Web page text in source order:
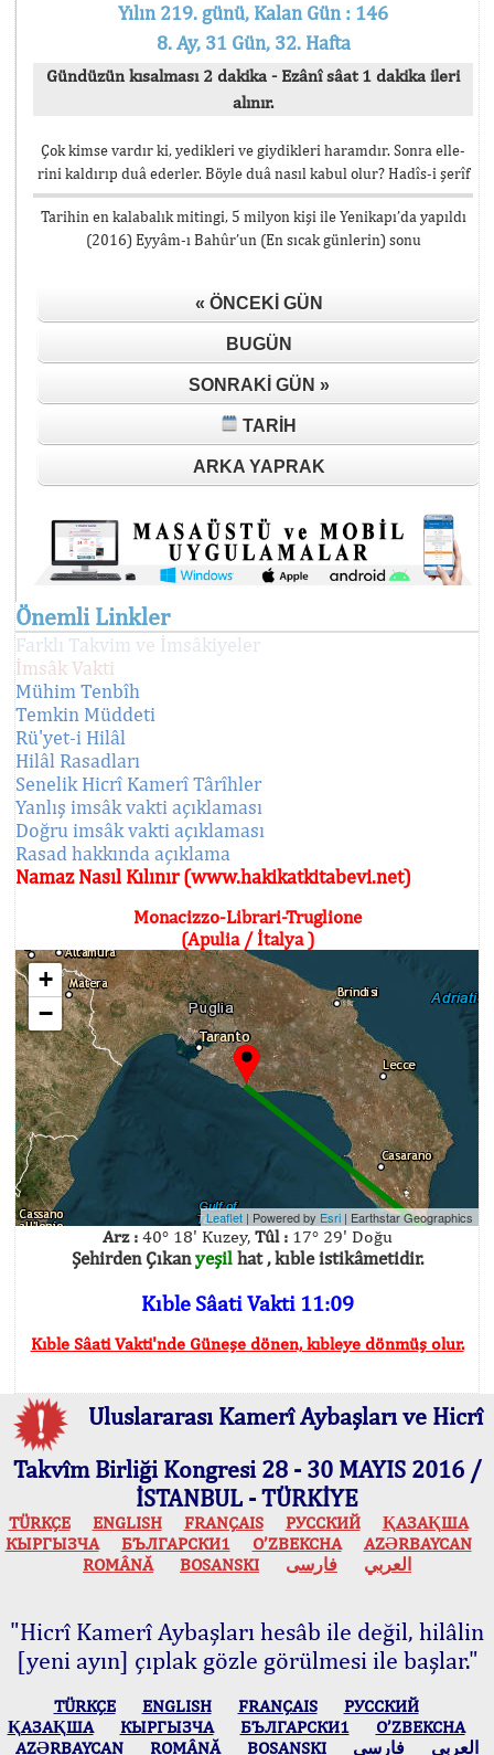
Yılın 219. günü, Kalan Gün : 146
8. Ay, 31 Gün, 32. Hafta
Gündüzün kısalması 2 dakika - Ezânî sâat 1 dakika ileri
alınır.
Çok kimse vardır ki, yedikleri ve giydikleri haramdır. Sonra elle-
rini kaldırıp duâ ederler. Böyle duâ nasıl kabul olur? Hadîs-i şerîf
Tarihin en kalabalık mitingi, 5 milyon kişi ile Yenikapı’da yapıldı
(2016) Eyyâm-ı Bahûr’un (En sıcak günlerin) sonu
« ÖNCEKI GÜN
BUGÜN
SONRAKI GÜN »
TARIH
ARKA YAPRAK
Önemli Linkler
Farklı Takvim ve İmsâkiyeler
İmsâk Vakti
Mühim Tenbîh
Temkin Müddeti
Rü'yet-i Hilâl
Hilâl Rasadları
Senelik Hicrî Kamerî Târîhler
Yanlış imsâk vakti açıklaması
Doğru imsâk vakti açıklaması
Rasad hakkında açıklama
Namaz Nasıl Kılınır (www.hakikatkitabevi.net)
Monacizzo-Librari-Truglione
(Apulia / İtalya )
+
−
Leaflet | Powered by Esri | Earthstar Geographics
Arz :40° 18' Kuzey, Tûl :17° 29' Doğu
Şehirden Çıkanyeşilhat , kıble istikâmetidir.
Kıble Sâati Vakti 11:09
Kıble Sâati Vakti'nde Güneşe dönen, kıbleye dönmüş olur.
Uluslararası Kamerî Aybaşları ve Hicrî
Takvîm Birliği Kongresi 28 - 30 MAYIS 2016 /
İSTANBUL - TÜRKİYE
TÜRKÇE ENGLISH FRANÇAIS РУССКИЙ
ҚАЗАҚША
КЫPГЫЗЧA
БЪЛГАРСКИ1 O’ZBEKCHA
AZӘRBAYCAN
ROMÂNĂ
BOSANSKI العربي فارسی
"Hicrî Kamerî Aybaşları hesâb ile değil, hilâlin
[yeni ayın] çıplak gözle görülmesi ile başlar."
TÜRKÇE ENGLISH FRANÇAIS
РУССКИЙ
ҚАЗАҚША
КЫPГЫЗЧA БЪЛГАРСКИ1
O’ZBEKCHA
AZӘRBAYCAN
ROMÂNĂ BOSANSKI العربي فارسی